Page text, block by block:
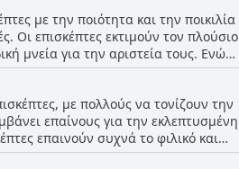
βόλτα με ποδήλατο από την
περιοχής. Αν και λίγο έξω από το
διαμονή.
με την ποιότητα και την ποικιλία
Οι επισκέπτες εκτιμούν τον πλούσιο
για την αριστεία τους. Ενώ
υπάρχουν μερικές αναφορές για
ιδιαίτερα όσον αφορά το ψωμί και
ως ένα ικανοποιητικό και
με πολλούς να τονίζουν την
επαίνους για την εκλεπτυσμένη
επαινούν συχνά το φιλικό και
το δείπνο στο εστιατόριο του